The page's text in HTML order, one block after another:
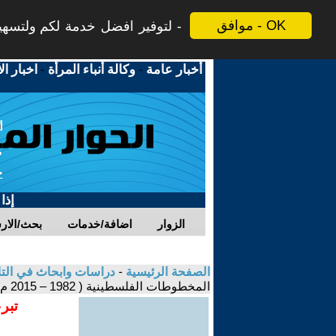
موافق - OK
لتوفير افضل خدمة لكم
أخبار عامة -وكالة أنباء المرأة - اخبار
بحث/ اضافة/خدمات الزوار
الصفحة الرئيسية - دراسات وابحاث في
المخطوطات الفلسطينية ( 1982 – 2015 م)